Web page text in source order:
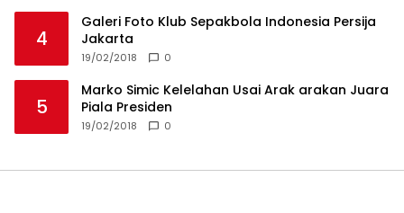
4
Galeri Foto Klub Sepakbola Indonesia Persija
Jakarta
19/02/2018 0
5
Marko Simic Kelelahan Usai Arak arakan Juara
Piala Presiden
19/02/2018 0